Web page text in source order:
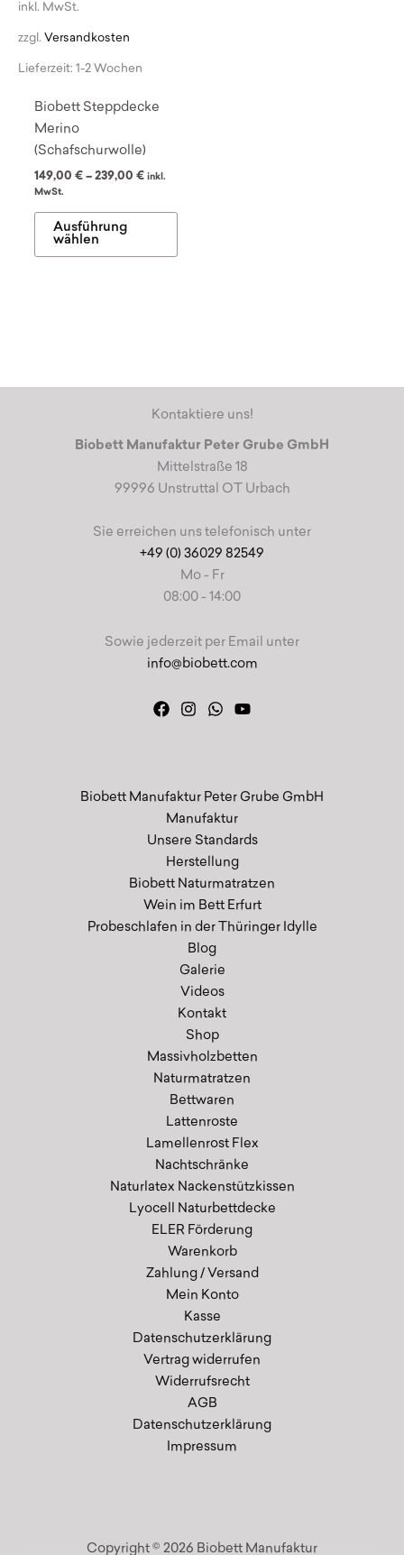
inkl. MwSt.
zzgl. Versandkosten
Lieferzeit: 1-2 Wochen
Biobett Steppdecke
Merino
(Schafschurwolle)
149,00 €– 239,00 € inkl.
MwSt.
Ausführung
wählen
Dieses
weist
können
auf
Produktseite
gewählt
werden
Kontaktiere uns!
Biobett Manufaktur Peter Grube GmbH
Mittelstraße 18
99996 Unstruttal OT Urbach
Sie erreichen uns telefonisch unter
+49 (0) 36029 82549
Mo - Fr
08:00 - 14:00
Sowie jederzeit per Email unter
info@biobett.com
Biobett Manufaktur Peter Grube GmbH
Manufaktur
Unsere Standards
Herstellung
Biobett Naturmatratzen
Wein im Bett Erfurt
Probeschlafen in der Thüringer Idylle
Blog
Galerie
Videos
Kontakt
Shop
Massivholzbetten
Naturmatratzen
Bettwaren
Lattenroste
Lamellenrost Flex
Nachtschränke
Naturlatex Nackenstützkissen
Lyocell Naturbettdecke
ELER Förderung
Warenkorb
Zahlung / Versand
Mein Konto
Kasse
Datenschutzerklärung
Vertrag widerrufen
Widerrufsrecht
AGB
Datenschutzerklärung
Impressum
Copyright © 2026 Biobett Manufaktur